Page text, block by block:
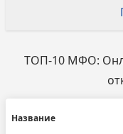
ТОП-10 МФО:
Название